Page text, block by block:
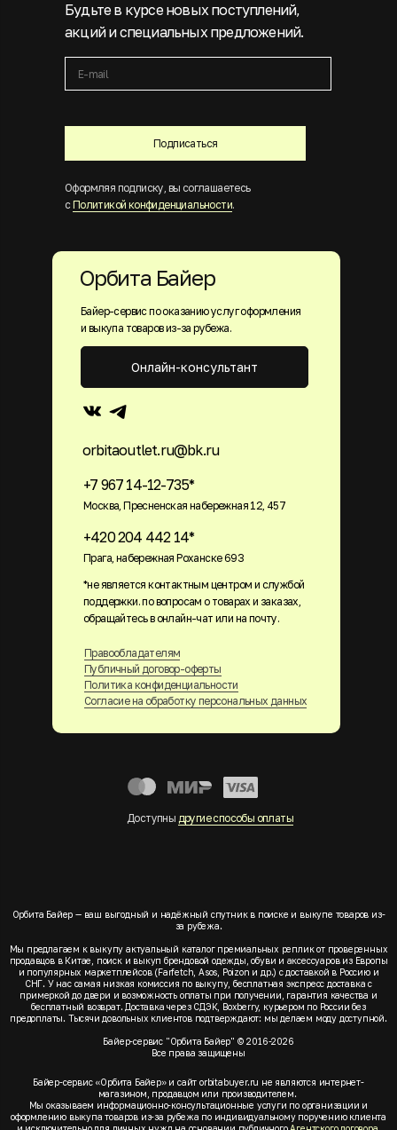
Подписаться
Будьте в курсе новых поступлений,
акций и специальных предложений.
Оформляя подписку, вы соглашаетесь
с Политикой конфиденциальности.
Байер-сервис по оказанию услуг оформления
и выкупа товаров из-за рубежа.
+7 967 14-12-735*
Москва, Пресненская набережная 12, 457
+420 204 442 14*
Прага, набережная Роханске 693
orbitaoutlet.ru@bk.ru
Правообладателям
Публичный договор-оферты
Политика конфиденциальности
Согласие на обработку персональных данных
Онлайн-консультант
Орбита Байер
Доступны другие способы оплаты
*не является контактным центром и службой
поддержки. по вопросам о товарах и заказах,
обращайтесь в онлайн-чат или на почту.
Орбита Байер — ваш выгодный и надёжный спутник в поиске и выкупе товаров из-
за рубежа.
Мы предлагаем к выкупу актуальный каталог премиальных реплик от проверенных
продавцов в Китае, поиск и выкуп брендовой одежды, обуви и аксессуаров из Европы
и популярных маркетплейсов (Farfetch, Asos, Poizon и др.) с доставкой в Россию и
СНГ. У нас самая низкая комиссия по выкупу, бесплатная экспресс доставка с
примеркой до двери и возможность оплаты при получении, гарантия качества и
бесплатный возврат. Доставка через СДЭК, Boxberry, курьером по России без
предоплаты. Тысячи довольных клиентов подтверждают: мы делаем моду доступной.
Байер-сервис "Орбита Байер" © 2016-2026
Все права защищены
Байер-сервис «Орбита Байер» и сайт orbitabuyer.ru не являются интернет-
магазином, продавцом или производителем.
Мы оказываем информационно-консультационные услуги по организации и
оформлению выкупа товаров из-за рубежа по индивидуальному поручению клиента